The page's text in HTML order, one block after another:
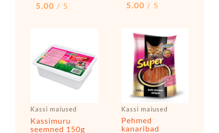
5.00 / 5
5.00 / 5
Kassi maiused
Kassimuru
seemned 150g
oli:
3,99 €.2,99 €.
Kassi maiused
Pehmed
kanaribad